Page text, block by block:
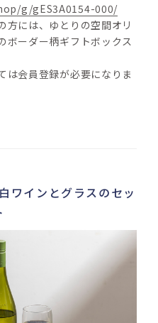
g/gES3A0154-000/
方には、ゆとりの空間オリ
ーダー柄ギフトボックス
会員登録が必要になりま
ワインとグラスのセッ